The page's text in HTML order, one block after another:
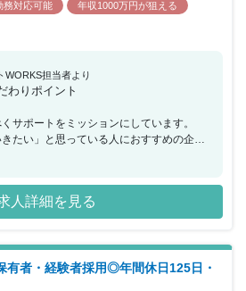
務対応可能
年収1000万円が狙える
WORKS担当者より
わりポイント
サポートをミッションにしています。
きたい」と思っている人におすすめの企業
、100人の経営者を輩出し、100人の人の
人詳細を見る
者・経験者採用◎年間休日125日・